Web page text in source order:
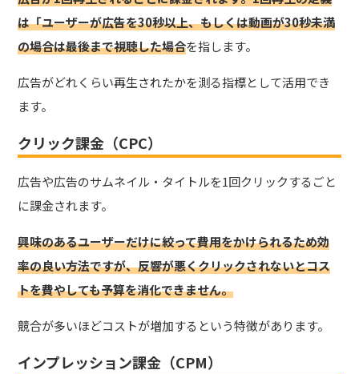
は「ユーザーが広告を30秒以上、もしくは動画が30秒未満
の場合は最後まで視聴した場合を指します。
広告がどれくらい再生されたかを測る指標として活用でき
ます。
クリック課金（CPC）
広告や広告のサムネイル・タイトルを1回クリックするごと
に課金されます。
興味のあるユーザーだけに絞って費用をかけられるため効
率の良い方法ですが、反響が悪くクリックされないとコス
トを費やしても予算を消化できません。
競合が多いほどコストが増加するという特徴があります。
インプレッション課金（CPM）